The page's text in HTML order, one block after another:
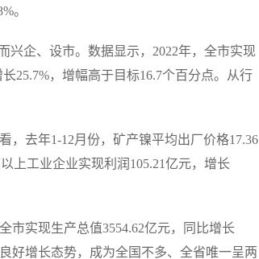
。
企、设市。数据显示，2022年，全市实现
25.7%，增幅高于目标16.7个百分点。从行
去年1-12月份，矿产镍平均出厂价格17.36
上工业企业实现利润105.21亿元，增长
实现生产总值3554.62亿元，同比增长
好增长态势，成为全国不多、全省唯一呈两